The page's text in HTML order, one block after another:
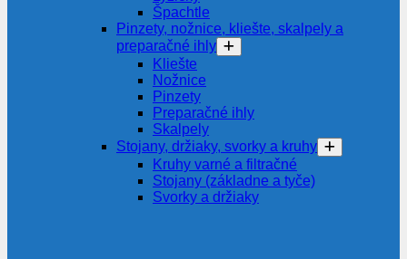
Špachtle
Pinzety, nožnice, kliešte, skalpely a
preparačné ihly
Kliešte
Nožnice
Pinzety
Preparačné ihly
Skalpely
Stojany, držiaky, svorky a kruhy
Kruhy varné a filtračné
Stojany (základne a tyče)
Svorky a držiaky